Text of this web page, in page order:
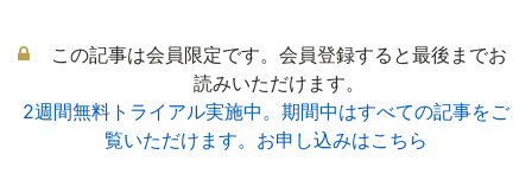
この記事は会員限定です。会員登録すると最後までお
読みいただけます。
2週間無料トライアル実施中。期間中はすべての記事をご
覧いただけます。お申し込みはこちら